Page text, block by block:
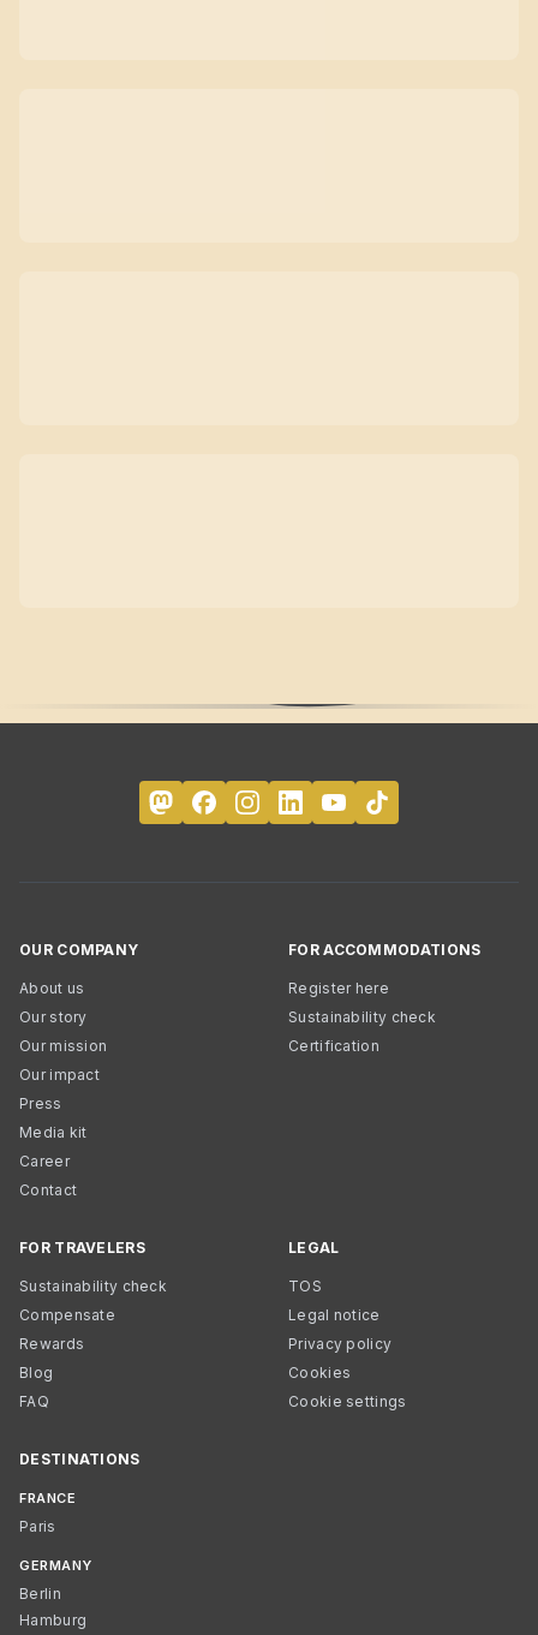
OUR COMPANY
About us
Our story
Our mission
Our impact
Press
Media kit
Career
Contact
FOR ACCOMMODATIONS
Register here
Sustainability check
Certification
FOR TRAVELERS
Sustainability check
Compensate
Rewards
Blog
FAQ
LEGAL
TOS
Legal notice
Privacy policy
Cookies
Cookie settings
DESTINATIONS
FRANCE
Paris
GERMANY
Berlin
Hamburg